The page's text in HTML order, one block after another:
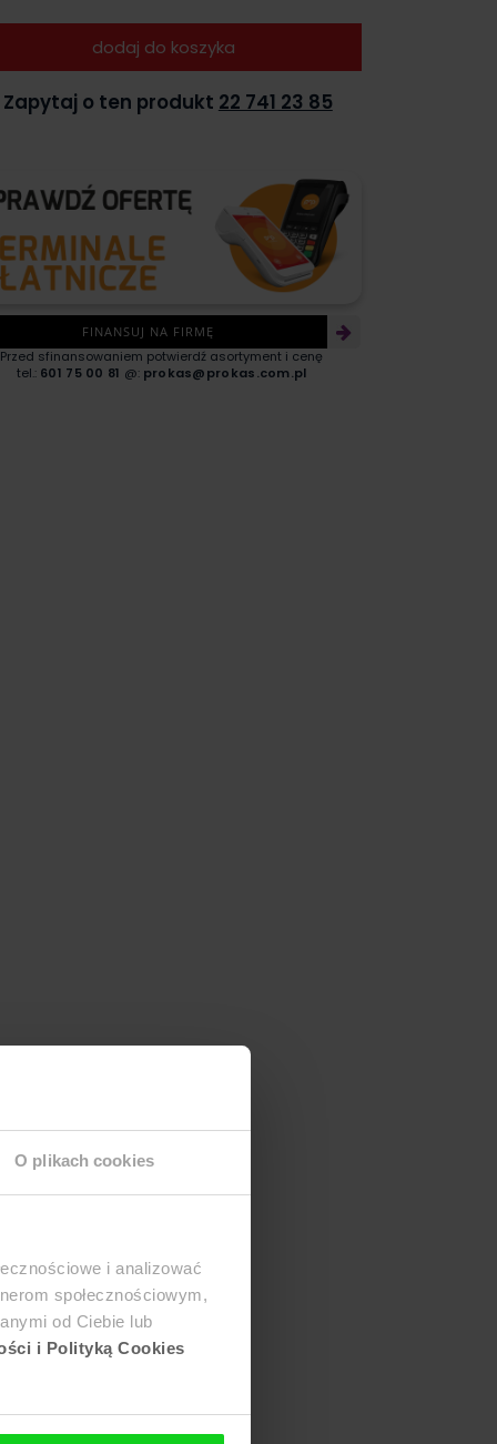
O plikach cookies
i analizować
społecznościowym,
od Ciebie lub
i Polityką Cookies
dodaj do koszyka
Zapytaj o ten produkt 22 741 23 85
FINANSUJ NA FIRMĘ
Przed sfinansowaniem potwierdź asortyment i cenę
tel.: 601 75 00 81 @: prokas@prokas.com.pl